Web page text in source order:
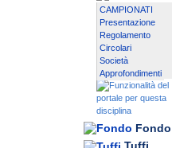
CAMPIONATI
Presentazione
Regolamento
Circolari
Società
Approfondimenti
Fondo